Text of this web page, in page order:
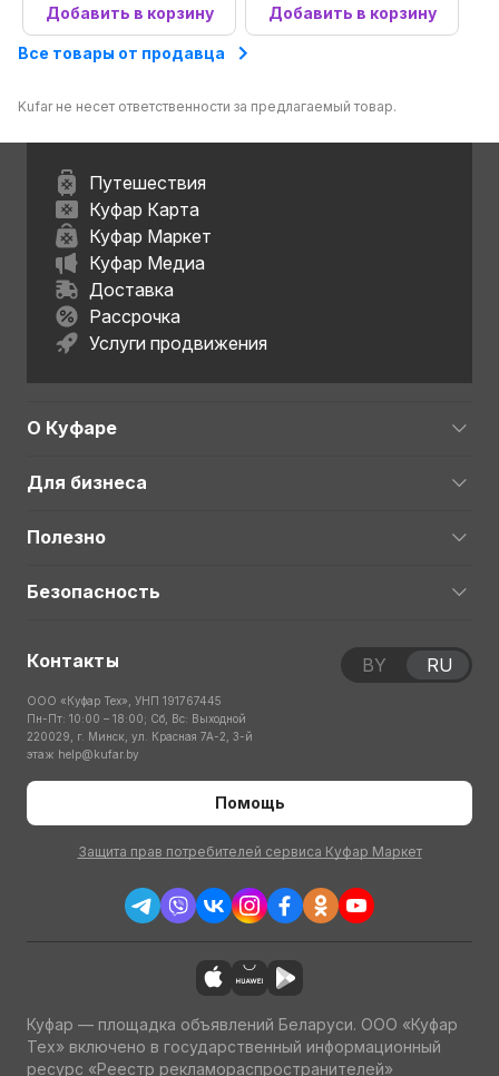
Добавить в корзину Добавить в корзину
Все товары от продавца
Kufar не несет ответственности за предлагаемый товар.
Путешествия
Куфар Карта
Куфар Маркет
Куфар Медиа
Доставка
Рассрочка
Услуги продвижения
О Куфаре
Для бизнеса
Полезно
Безопасность
Контакты
ООО «Куфар Тех», УНП 191767445
Пн-Пт: 10:00 – 18:00; Сб, Вс: Выходной
220029, г. Минск, ул. Красная 7А-2, 3-й
этаж help@kufar.by
Помощь
Защита прав потребителей сервиса Куфар Маркет
BY RU
Куфар — площадка объявлений Беларуси. ООО «Куфар
Тех» включено в государственный информационный
ресурс «Реестр рекламораспространителей»